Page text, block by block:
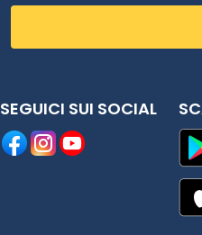
SEGUICI SUI SOCIAL